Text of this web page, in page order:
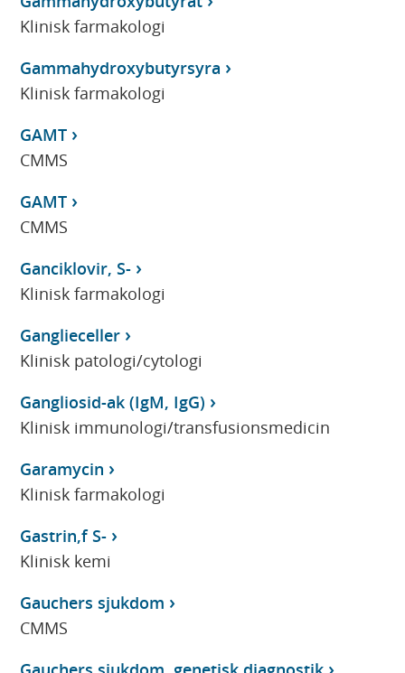
Klinisk farmakologi
Gammahydroxybutyrsyra
Klinisk farmakologi
GAMT
CMMS
GAMT
CMMS
Ganciklovir, S-
Klinisk farmakologi
Ganglieceller
Klinisk patologi/cytologi
Gangliosid-ak (IgM, IgG)
Klinisk immunologi/transfusionsmedicin
Garamycin
Klinisk farmakologi
Gastrin,f S-
Klinisk kemi
Gauchers sjukdom
CMMS